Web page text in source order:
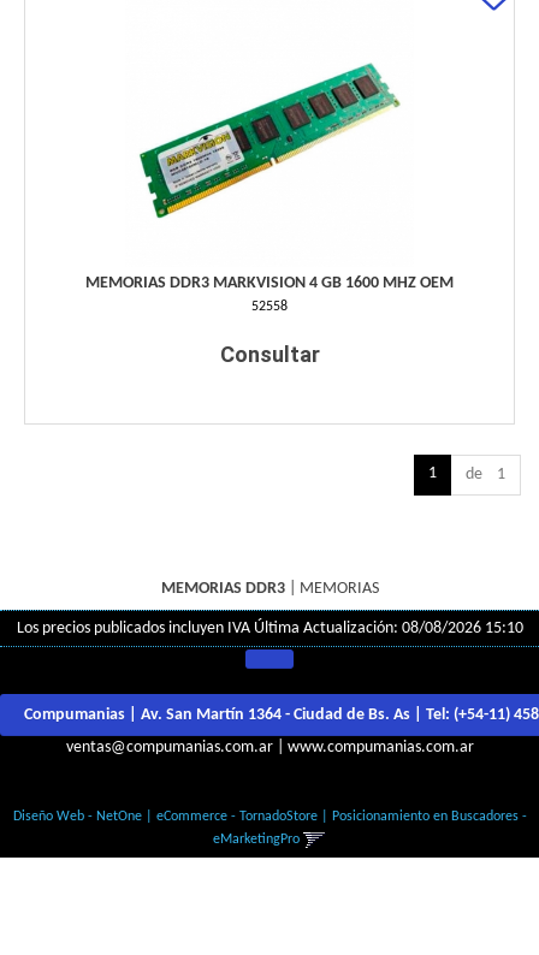
MEMORIAS DDR3 MARKVISION 4 GB 1600 MHZ OEM
52558
Consultar
1 de 1
MEMORIAS DDR3| MEMORIAS
Los precios publicados incluyen IVA Última Actualización: 08/08/2026 15:10
Compumanias | Av. San Martín 1364 - Ciudad de Bs. As | Tel: (+54-11)
ventas@compumanias.com.ar| www.compumanias.com.ar
Diseño Web - NetOne| eCommerce - TornadoStore| Posicionamiento en Buscadores -
eMarketingPro